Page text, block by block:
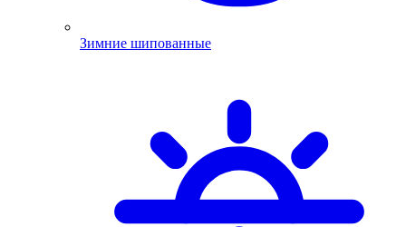
Зимние шипованные